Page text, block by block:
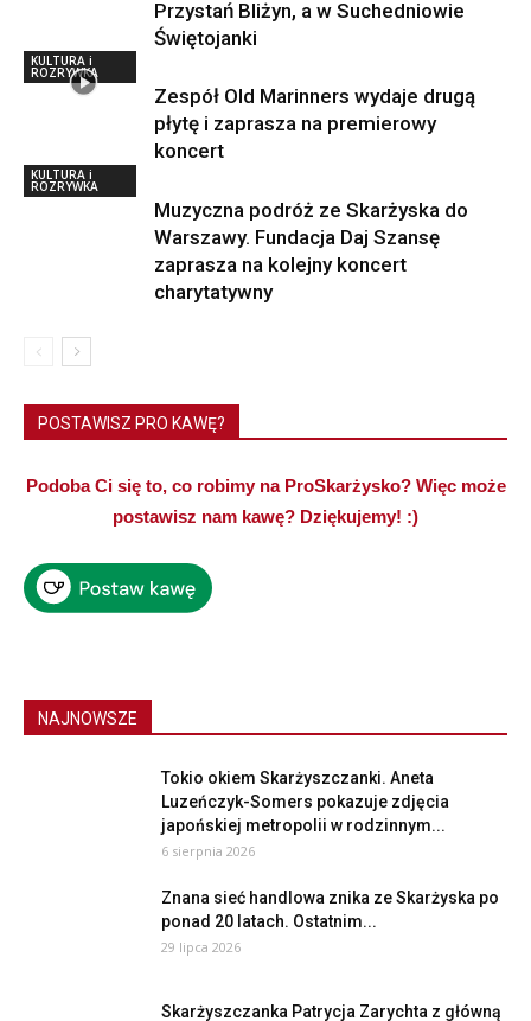
Przystań Bliżyn, a w Suchedniowie
Świętojanki
KULTURA i
ROZRYWKA
Zespół Old Marinners wydaje drugą
płytę i zaprasza na premierowy
koncert
KULTURA i
ROZRYWKA
Muzyczna podróż ze Skarżyska do
Warszawy. Fundacja Daj Szansę
zaprasza na kolejny koncert
charytatywny
POSTAWISZ PRO KAWĘ?
Podoba Ci się to, co robimy na ProSkarżysko? Więc może
postawisz nam kawę? Dziękujemy! :)
NAJNOWSZE
Tokio okiem Skarżyszczanki. Aneta
Luzeńczyk-Somers pokazuje zdjęcia
japońskiej metropolii w rodzinnym...
6 sierpnia 2026
Znana sieć handlowa znika ze Skarżyska po
ponad 20 latach. Ostatnim...
29 lipca 2026
Skarżyszczanka Patrycja Zarychta z główną